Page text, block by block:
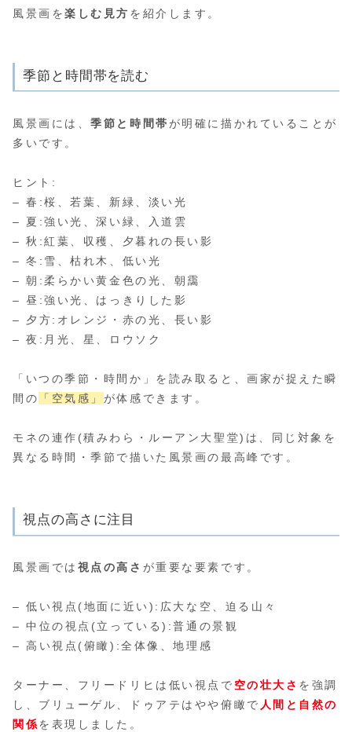
風景画を楽しむ見方 を紹介します。
季節と時間帯を読む
風景画には、季節と時間帯 が明確に描かれていることが
多いです。
ヒント:
– 春:桜、若葉、新緑、淡い光
– 夏:強い光、深い緑、入道雲
– 秋:紅葉、収穫、夕暮れの長い影
– 冬:雪、枯れ木、低い光
– 朝:柔らかい黄金色の光、朝靄
– 昼:強い光、はっきりした影
– 夕方:オレンジ・赤の光、長い影
– 夜:月光、星、ロウソク
「いつの季節・時間か」を読み取ると、画家が捉えた瞬
間の
「空気感」 が体感できます。
モネの連作(積みわら・ルーアン大聖堂)は、同じ対象を
異なる時間・季節で描いた風景画の最高峰です。
視点の高さに注目
風景画では 視点の高さ が重要な要素です。
– 低い視点(地面に近い):広大な空、迫る山々
– 中位の視点(立っている):普通の景観
– 高い視点(俯瞰):全体像、地理感
ターナー、フリードリヒは低い視点で 空の壮大さ を強調
し、ブリューゲル、ドゥアテはやや俯瞰で 人間と自然の
関係を表現しました。